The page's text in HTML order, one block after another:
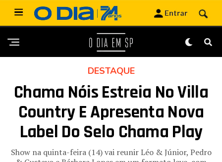
DESTAQUE
Chama Nóis Estreia No Villa
Country E Apresenta Nova
Label Do Selo Chama Play
Show na quinta-feira (14) vai reunir Léo & Júnior, Pedro